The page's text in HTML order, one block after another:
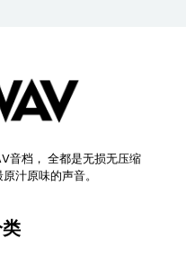
音档， 全都是无损无压缩
汁原味的声音。